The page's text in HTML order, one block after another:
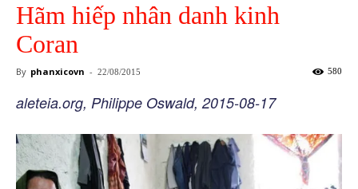
Hãm hiếp nhân danh kinh
Coran
By phanxicovn - 22/08/2015 580
aleteia.org, Philippe Oswald, 2015-08-17